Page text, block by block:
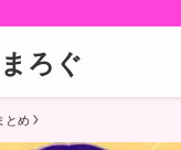
ろぐ
とめ